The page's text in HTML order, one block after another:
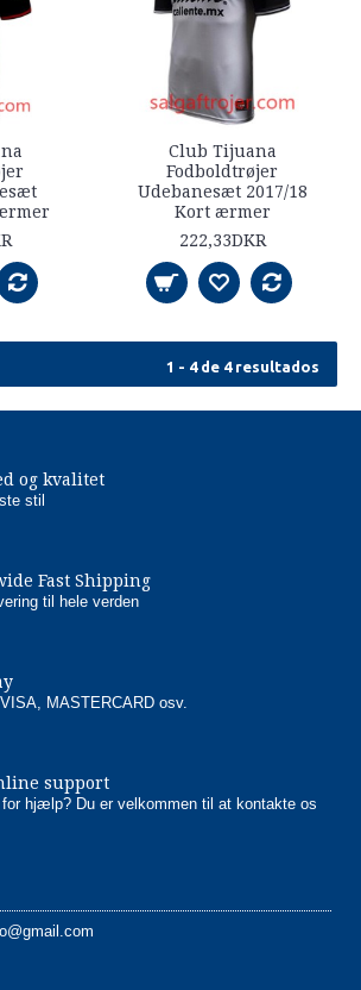
Club Tijuana
Fodboldtrøjer
Udebanesæt 2017/18
Kort ærmer
222,33DKR
1 - 4 de 4 resultados
og kvalitet
stil
Fast Shipping
til hele verden
MASTERCARD osv.
support
for hjælp? Du er velkommen til at kontakte os